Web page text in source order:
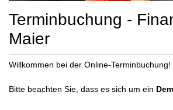
Terminbuchung -
Maier
Willkommen bei der Online-Terminbuchung!
Bitte beachten Sie, dass es sich um ein